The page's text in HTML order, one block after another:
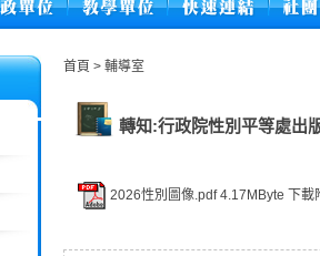
首頁 > 輔導室
轉知:行政院性別平等處出
2026性別圖像.pdf 4.17MByte 下載